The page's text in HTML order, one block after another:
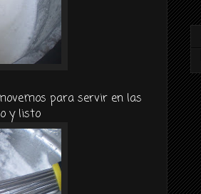
para servir en las
y listo